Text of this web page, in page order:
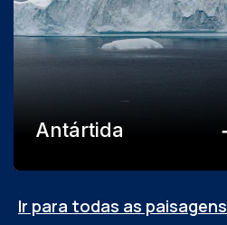
Antártida
Ir para todas as paisagens